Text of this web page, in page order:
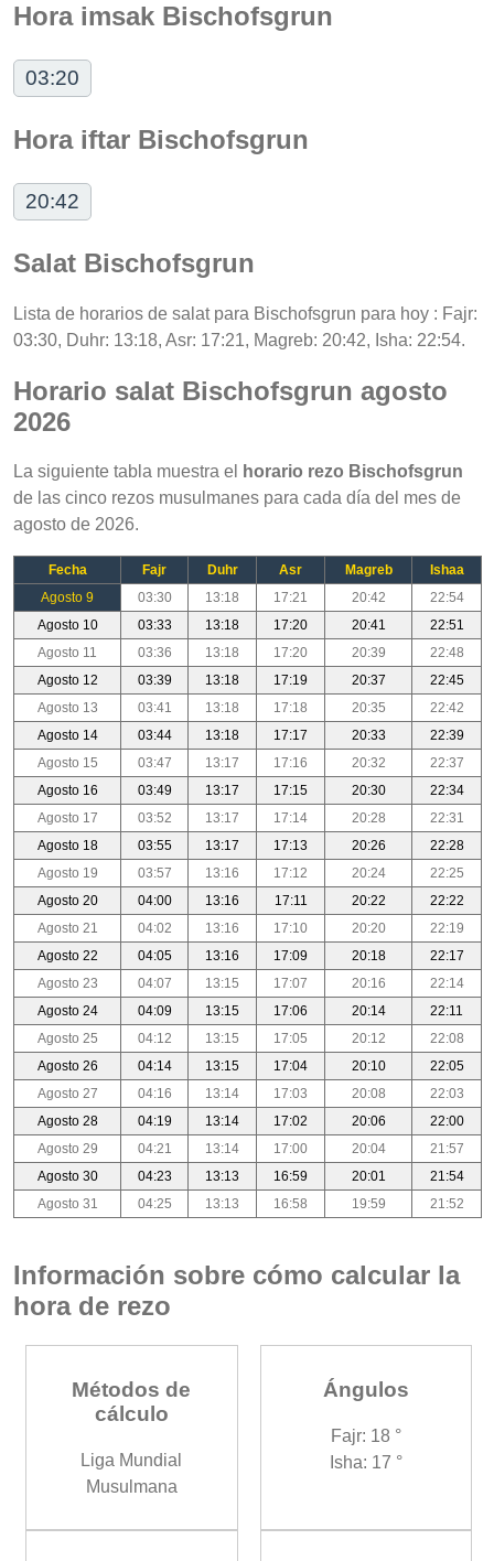
Hora imsak Bischofsgrun
03:20
Hora iftar Bischofsgrun
20:42
Salat Bischofsgrun
Lista de horarios de salat para Bischofsgrun para hoy : Fajr:
03:30, Duhr: 13:18, Asr: 17:21, Magreb: 20:42, Isha: 22:54.
Horario salat Bischofsgrun agosto
2026
La siguiente tabla muestra el
horario rezo Bischofsgrun
de las cinco rezos musulmanes para cada día del mes de
agosto de 2026.
Fecha Fajr Duhr Asr Magreb
Ishaa
Agosto 9
03:30 13:18 17:21 20:42
22:54
Agosto 10
03:33 13:18 17:20 20:41
22:51
Agosto 11
03:36 13:18 17:20 20:39
22:48
Agosto 12
03:39 13:18 17:19 20:37
22:45
Agosto 13
03:41 13:18 17:18 20:35
22:42
Agosto 14
03:44 13:18 17:17 20:33
22:39
Agosto 15
03:47 13:17 17:16 20:32
22:37
Agosto 16
03:49 13:17 17:15 20:30
22:34
Agosto 17
03:52 13:17 17:14 20:28
22:31
Agosto 18
03:55 13:17 17:13 20:26
22:28
Agosto 19
03:57 13:16 17:12 20:24
22:25
Agosto 20
04:00 13:16 17:11 20:22
22:22
Agosto 21
04:02 13:16 17:10 20:20
22:19
Agosto 22
04:05 13:16 17:09 20:18
22:17
Agosto 23
04:07 13:15 17:07 20:16
22:14
Agosto 24
04:09 13:15 17:06 20:14
22:11
Agosto 25
04:12 13:15 17:05 20:12
22:08
Agosto 26
04:14 13:15 17:04 20:10
22:05
Agosto 27
04:16 13:14 17:03 20:08
22:03
Agosto 28
04:19 13:14 17:02 20:06
22:00
Agosto 29
04:21 13:14 17:00 20:04
21:57
Agosto 30
04:23 13:13 16:59 20:01
21:54
Agosto 31
04:25 13:13 16:58 19:59 21:52
Información sobre cómo calcular la
hora de rezo
Métodos de
cálculo
Liga Mundial
Musulmana
Ángulos
Fajr: 18 °
Isha: 17 °